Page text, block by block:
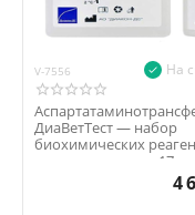
V-7556 На
ДиаВетТест — набор
биохимических
для ветеринарии, 17...
4